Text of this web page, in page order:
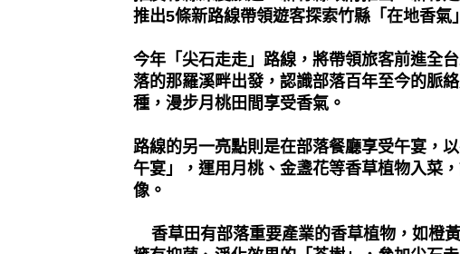
推出5條新路線帶領遊客探索竹縣「在地香氣
今年「尖石走走」路線，將帶領旅客前進全
落的那羅溪畔出發，認識部落百年至今的脈
種，漫步月桃田間享受香氣。
路線的另一亮點則是在部落餐廳享受午宴，
午宴」，運用月桃、金盞花等香草植物入菜
像。
香草田有部落重要產業的香草植物，如橙